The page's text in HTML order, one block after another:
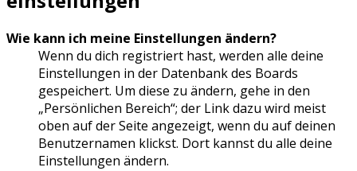
Wie kann ich meine Einstellungen ändern?
Wenn du dich registriert hast, werden alle deine
Einstellungen in der Datenbank des Boards
gespeichert. Um diese zu ändern, gehe in den
„Persönlichen Bereich“; der Link dazu wird meist
oben auf der Seite angezeigt, wenn du auf deinen
Benutzernamen klickst. Dort kannst du alle deine
Einstellungen ändern.